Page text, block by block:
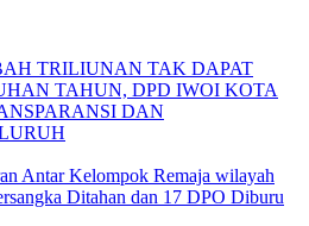
TRILIUNAN TAK DAPAT
TAHUN, DPD IWOI KOTA
DAN
Antar Kelompok Remaja wilayah
Ditahan dan 17 DPO Diburu